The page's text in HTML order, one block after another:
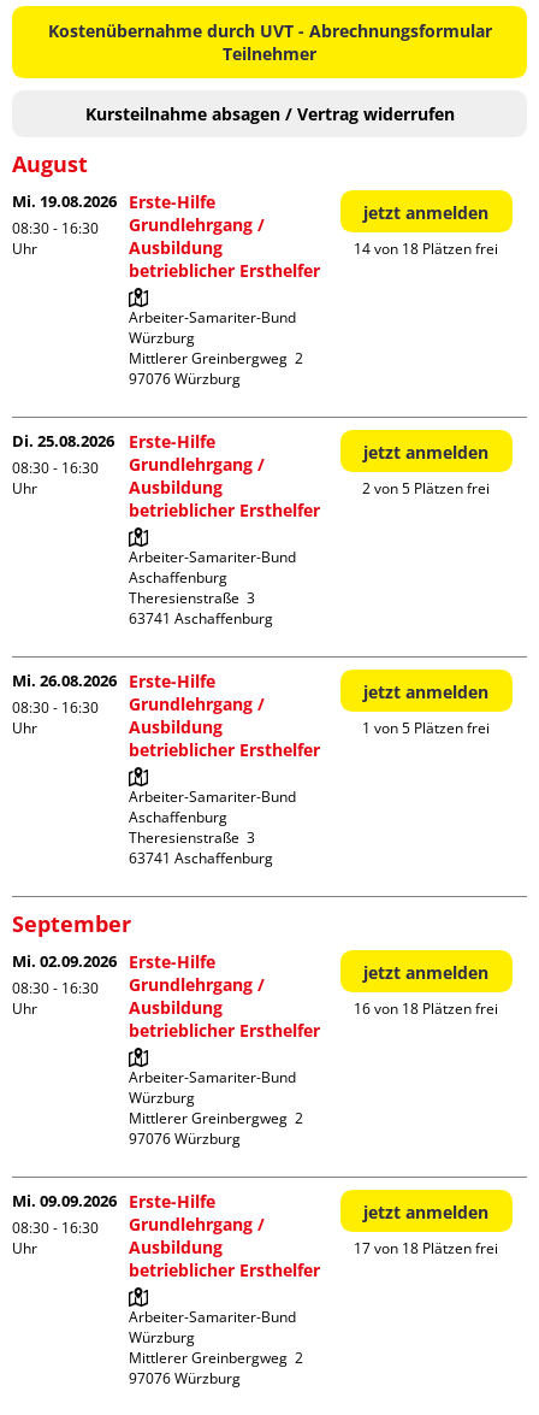
Kostenübernahme durch UVT - Abrechnungsformular
Teilnehmer
Kursteilnahme absagen / Vertrag widerrufen
August
Mi. 19.08.2026
08:30 - 16:30
Uhr
Erste-Hilfe
Grundlehrgang /
Ausbildung
betrieblicher Ersthelfer
Arbeiter-Samariter-Bund
Würzburg
Mittlerer Greinbergweg  2
jetzt anmelden
14 von 18 Plätzen frei
Di. 25.08.2026
08:30 - 16:30
Uhr
Erste-Hilfe
Grundlehrgang /
Ausbildung
betrieblicher Ersthelfer
Arbeiter-Samariter-Bund
Aschaffenburg
Theresienstraße  3
jetzt anmelden
2 von 5 Plätzen frei
Mi. 26.08.2026
08:30 - 16:30
Uhr
Erste-Hilfe
Grundlehrgang /
Ausbildung
betrieblicher Ersthelfer
Arbeiter-Samariter-Bund
Aschaffenburg
Theresienstraße  3
jetzt anmelden
1 von 5 Plätzen frei
September
Mi. 02.09.2026
08:30 - 16:30
Uhr
Erste-Hilfe
Grundlehrgang /
Ausbildung
betrieblicher Ersthelfer
Arbeiter-Samariter-Bund
Würzburg
Mittlerer Greinbergweg  2
jetzt anmelden
16 von 18 Plätzen frei
Mi. 09.09.2026
08:30 - 16:30
Uhr
Erste-Hilfe
Grundlehrgang /
Ausbildung
betrieblicher Ersthelfer
Arbeiter-Samariter-Bund
Würzburg
Mittlerer Greinbergweg  2
jetzt anmelden
17 von 18 Plätzen frei